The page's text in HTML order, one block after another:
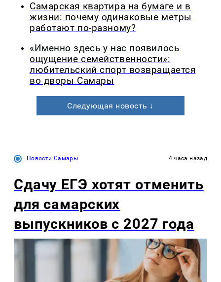
Самарская квартира на бумаге и в
жизни: почему одинаковые метры
работают по-разному?
«Именно здесь у нас появилось
ощущение семейственности»:
любительский спорт возвращается
во дворы Самары
Следующая новость ↓
Новости Самары 4 часа назад
Сдачу ЕГЭ хотят отменить
для самарских
выпускников с 2027 года